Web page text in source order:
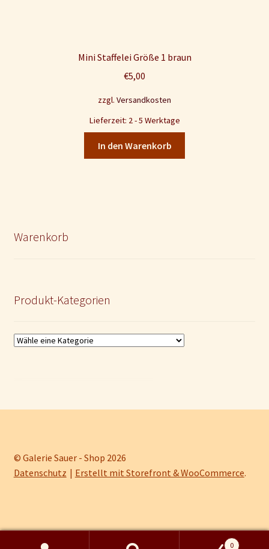
Mini Staffelei Größe 1 braun
€5,00
zzgl. Versandkosten
Lieferzeit: 2 - 5 Werktage
In den Warenkorb
Warenkorb
Produkt-Kategorien
© Galerie Sauer - Shop 2026
Datenschutz
Erstellt mit Storefront & WooCommerce.
0